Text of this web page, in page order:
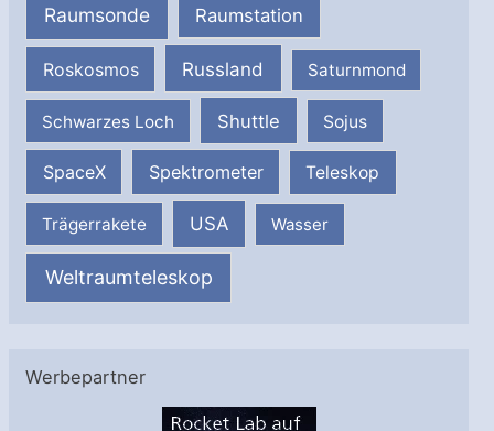
Raumsonde Raumstation
Roskosmos Russland Saturnmond
Schwarzes Loch Shuttle Sojus
SpaceX Spektrometer Teleskop
Trägerrakete USA Wasser
Weltraumteleskop
Werbepartner